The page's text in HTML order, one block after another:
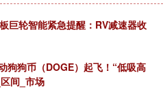
巨轮智能紧急提醒：RV减速器收
狗狗币（DOGE）起飞！“低吸高
间_市场